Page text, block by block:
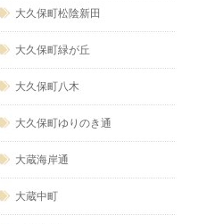
大久保町松陰新田
大久保町緑が丘
大久保町八木
大久保町ゆりのき通
大蔵海岸通
大蔵中町